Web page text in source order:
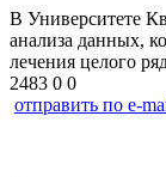
В Университете
анализа данных,
лечения целого
2483 0 0
отправить по e-